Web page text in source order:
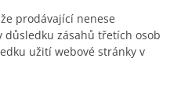
prodávající nenese
důsledku zásahů třetích osob
užití webové stránky v